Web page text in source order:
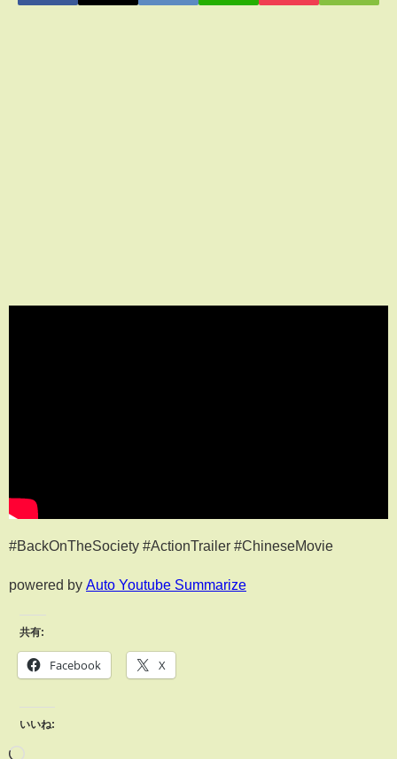
#BackOnTheSociety #ActionTrailer #ChineseMovie
powered by Auto Youtube Summarize
共有:
Facebook X
いいね: